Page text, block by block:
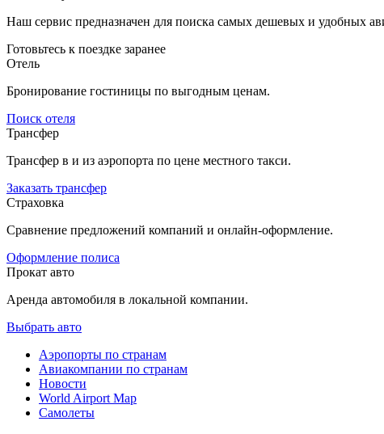
Наш сервис предназначен для поиска самых дешевых и удобных
Готовьтесь к поездке заранее
Отель
Бронирование гостиницы по выгодным ценам.
Поиск отеля
Трансфер
Трансфер в и из аэропорта по цене местного такси.
Заказать трансфер
Страховка
Сравнение предложений компаний и онлайн-оформление.
Оформление полиса
Прокат авто
Аренда автомобиля в локальной компании.
Выбрать авто
Аэропорты по странам
Авиакомпании по странам
Новости
World Airport Map
Самолеты